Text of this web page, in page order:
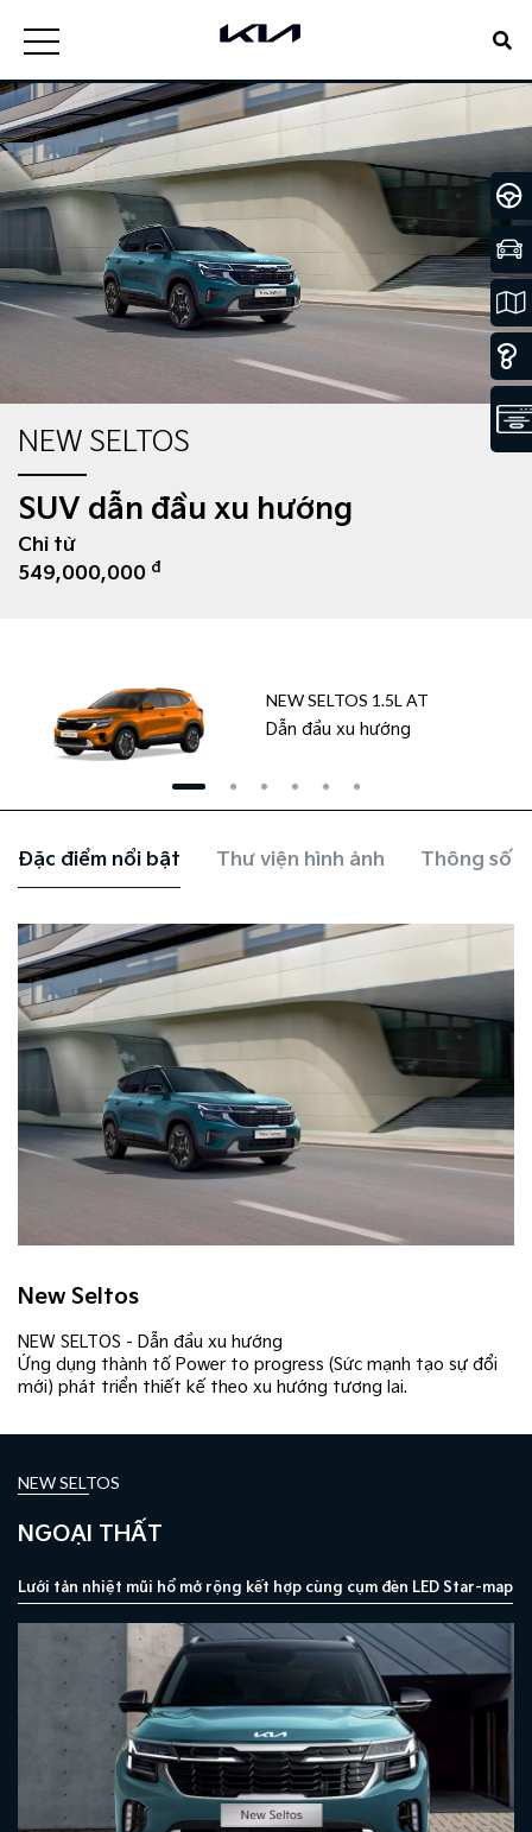
NEW SELTOS
SUV dẫn đầu xu hướng
Chỉ từ
549,000,000 đ
NEW SELTOS 1.5L AT
Dẫn đầu xu hướng
Đặc điểm nổi bật Thư viện hình ảnh Thông số
New Seltos
NEW SELTOS - Dẫn đầu xu hướng
Ứng dụng thành tố Power to progress (Sức mạnh tạo sự đổi
mới) phát triển thiết kế theo xu hướng tương lai.
NEW SELTOS
NGOẠI THẤT
Cụm đèn hậu LED Star-map nối liền Mâm hợp kim 17 inch